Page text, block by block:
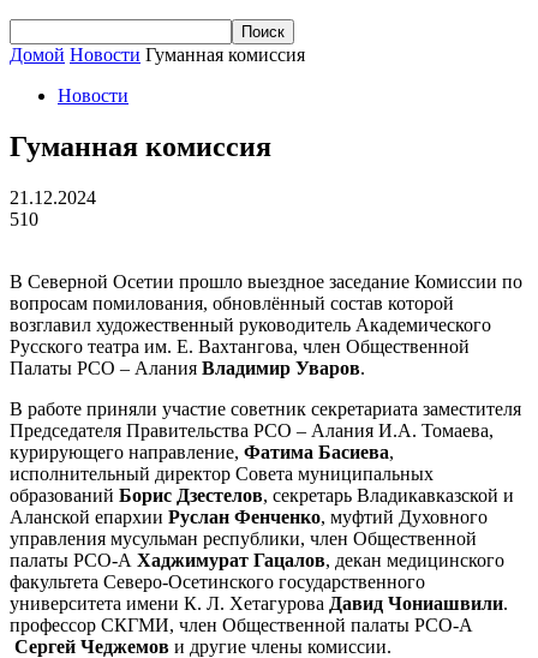
Домой Новости Гуманная комиссия
Новости
Гуманная комиссия
21.12.2024
510
В Северной Осетии прошло выездное заседание Комиссии по
вопросам помилования, обновлённый состав которой
возглавил художественный руководитель Академического
Русского театра им. Е. Вахтангова, член Общественной
Палаты РСО – Алания Владимир Уваров.
В работе приняли участие советник секретариата заместителя
Председателя Правительства РСО – Алания И.А. Томаева,
курирующего направление, Фатима Басиева,
исполнительный директор Совета муниципальных
образований Борис Дзестелов, секретарь Владикавказской и
Аланской епархии Руслан Фенченко, муфтий Духовного
управления мусульман республики, член Общественной
палаты РСО-А Хаджимурат Гацалов, декан медицинского
факультета Северо-Осетинского государственного
университета имени К. Л. Хетагурова Давид Чониашвили.
профессор СКГМИ, член Общественной палаты РСО-А
Сергей Чеджемов и другие члены комиссии.